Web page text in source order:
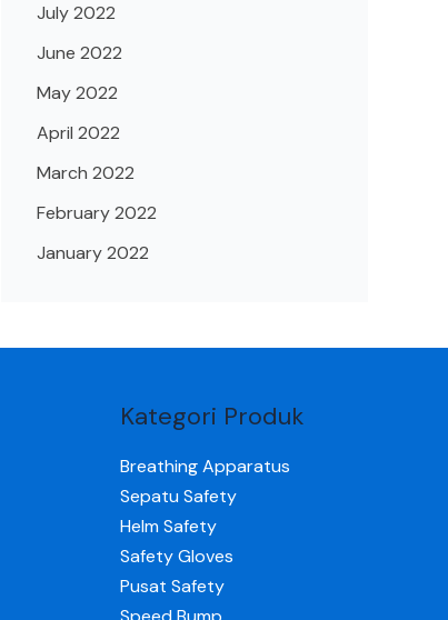
July 2022
June 2022
May 2022
April 2022
March 2022
February 2022
January 2022
Kategori Produk
Breathing Apparatus
Sepatu Safety
Helm Safety
Safety Gloves
Pusat Safety